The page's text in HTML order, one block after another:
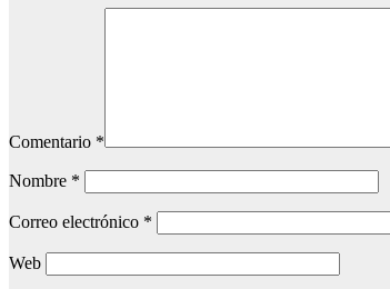
Comentario *
Nombre *
Correo electrónico *
Web